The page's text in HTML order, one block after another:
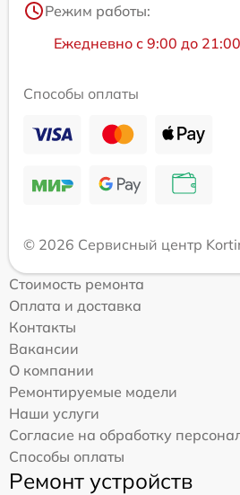
Режим работы:
Ежедневно с 9:00 до 21:00
Способы оплаты
© 2026 Сервисный центр
Стоимость ремонта
Оплата и доставка
Контакты
Вакансии
О компании
Ремонтируемые модели
Наши услуги
Согласие на обработку
Способы оплаты
Ремонт устройств